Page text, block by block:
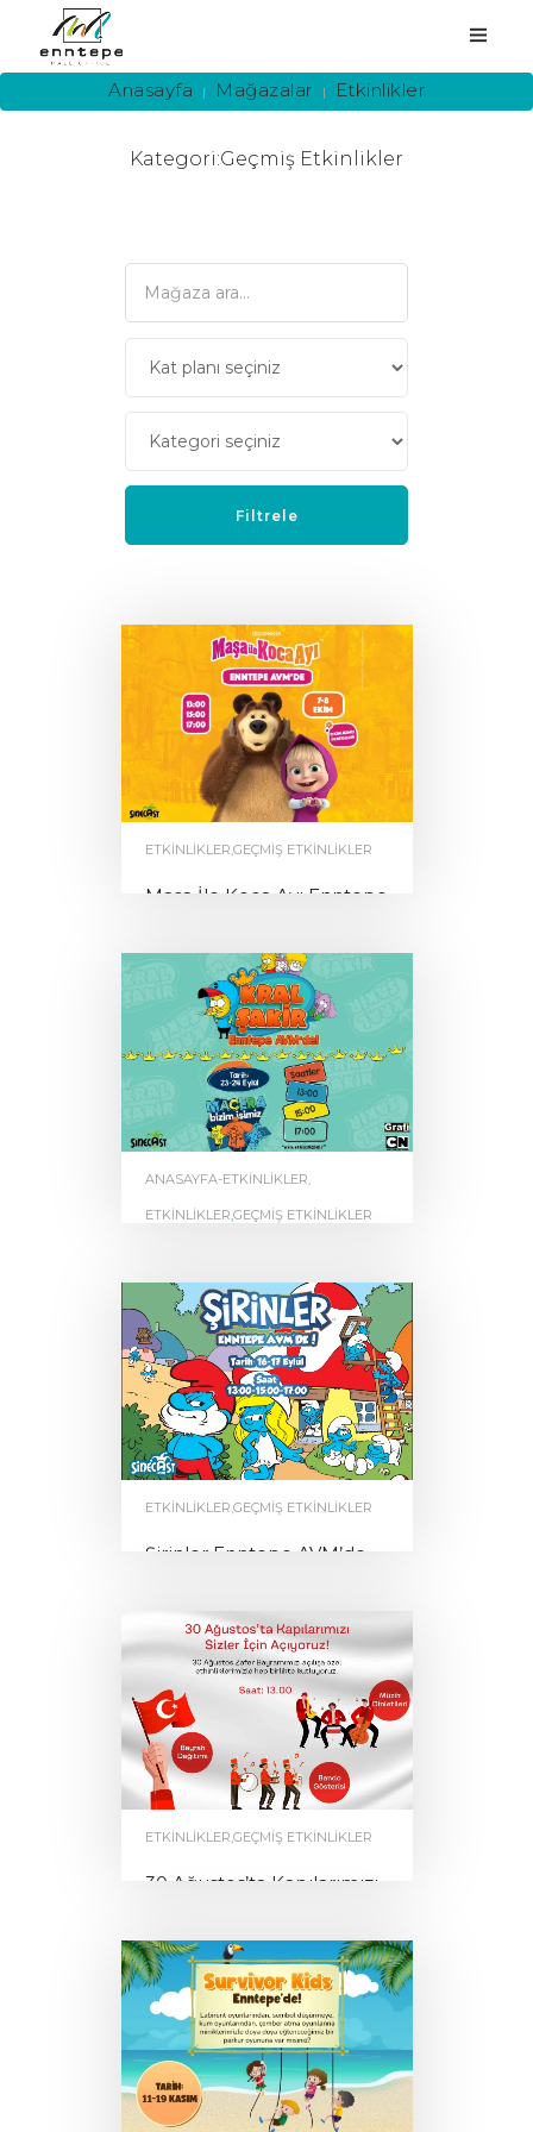
ANASAYFA
HİZMETLER
ETKİNLİKLER
Kategori:Geçmiş Etkinlikler
Anasayfa Mağazalar Etkinlikler
ETKINLIKLER,GEÇMIŞ ETKINLIKLER
Maşa İle Koca Ayı Enntepe
by ENNTEPE 0
ANASAYFA-ETKINLIKLER,
ETKINLIKLER,GEÇMIŞ ETKINLIKLER
by ENNTEPE 0
ETKINLIKLER,GEÇMIŞ ETKINLIKLER
Şirinler Enntepe AVM’de
by ENNTEPE 0
ETKINLIKLER,GEÇMIŞ ETKINLIKLER
30 Ağustos’ta Kapılarımızı
byENNTEPE 0